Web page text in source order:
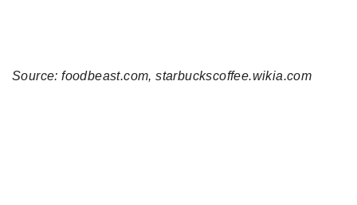
Source: foodbeast.com, starbuckscoffee.wikia.com